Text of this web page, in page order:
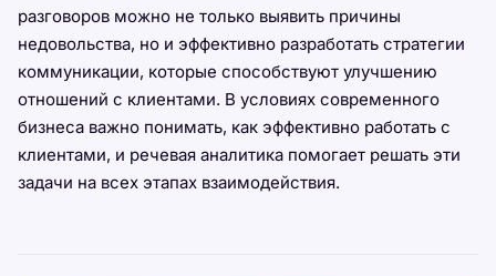
разговоров можно не только выявить причины
недовольства, но и эффективно разработать стратегии
коммуникации, которые способствуют улучшению
отношений с клиентами. В условиях современного
бизнеса важно понимать, как эффективно работать с
клиентами, и речевая аналитика помогает решать эти
задачи на всех этапах взаимодействия.